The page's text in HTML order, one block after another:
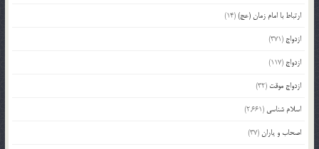
ارتباط با امام زمان (عج)(14)
ازدواج (371)
ازدواج (117)
ازدواج موقت (32)
اسلام شناسی (2,661)
اصحاب و یاران(37)